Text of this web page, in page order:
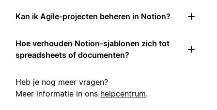
Kan ik Agile-projecten beheren in Notion?
Hoe verhouden Notion-sjablonen zich tot
spreadsheets of documenten?
Heb je nog meer vragen?
Meer informatie in ons helpcentrum.